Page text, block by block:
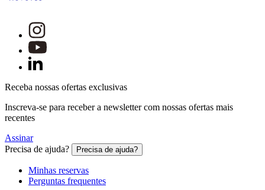
Receba nossas ofertas exclusivas
Inscreva-se para receber a newsletter com nossas ofertas mais
recentes
Assinar
Precisa de ajuda?
Precisa de ajuda?
Minhas reservas
Perguntas frequentes